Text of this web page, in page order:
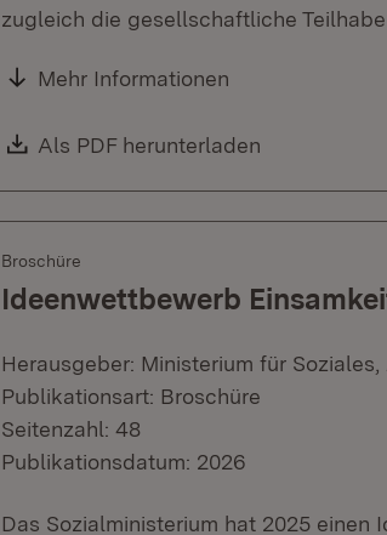
zugleich die gesellschaftliche
Mehr Informationen
Download:
Als PDF herunterladen
Broschüre
Ideenwettbewerb
Herausgeber: Ministerium für
Publikationsart: Broschüre
Seitenzahl: 48
Publikationsdatum: 2026
Das Sozialministerium hat 2025